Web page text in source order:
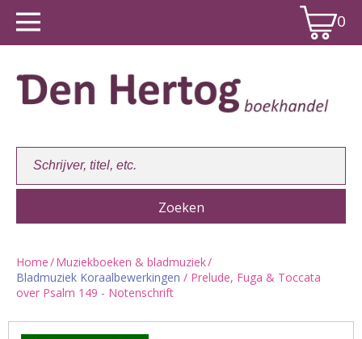
0
Winkelwagen:
Home/Muziekboeken & bladmuziek/
Bladmuziek Koraalbewerkingen / Prelude, Fuga & Toccata
over Psalm 149 - Notenschrift